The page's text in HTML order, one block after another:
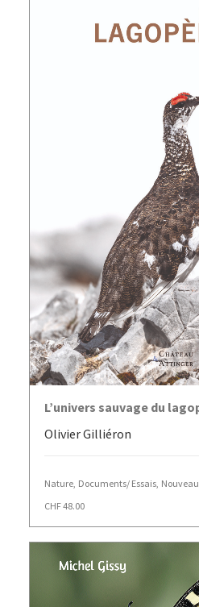
AJOUTER AU
L’univers sauvage du
Olivier Gilliéron
Nature, Documents/ Essais,
CHF48.00